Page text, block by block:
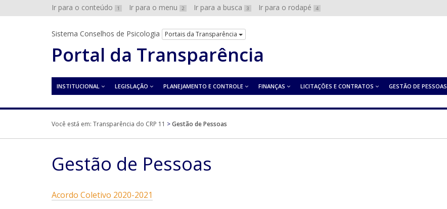
Ir para o conteúdo 1 Ir para o menu 2 Ir para a busca 3 Ir para o rodapé 4
Sistema Conselhos de Psicologia Portais da Transparência
Portal da Transparência
INSTITUCIONAL LEGISLAÇÃO PLANEJAMENTO E CONTROLE FINANÇAS LICITAÇÕES E CONTRATOS GESTÃO DE PESSOAS
Você está em: Transparência do CRP 11 >Gestão de Pessoas
Gestão de Pessoas
Acordo Coletivo 2020-2021